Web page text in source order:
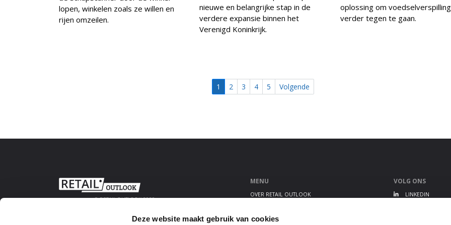
Deze website maakt gebruik van cookies
lopen, winkelen zoals ze willen en
rijen omzeilen.
nieuwe en belangrijke stap in de
verdere expansie binnen het
Verenigd Koninkrijk.
oplossing om voedselverspilling
verder tegen te gaan.
1 2 3 4 5 Volgende
© RETAIL OUTLOOK 2020
MENU
OVER RETAIL OUTLOOK
ALGEMENE VOORWAARDEN
VOLG ONS
LINKEDIN